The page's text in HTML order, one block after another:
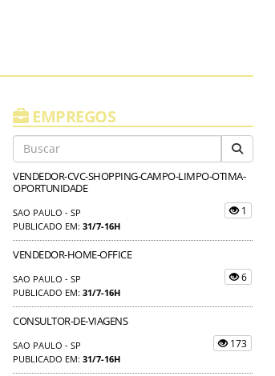
EMPREGOS
VENDEDOR-CVC-SHOPPING-CAMPO-LIMPO-OTIMA-
OPORTUNIDADE
SAO PAULO - SP
PUBLICADO EM: 31/7-16H
1
VENDEDOR-HOME-OFFICE
SAO PAULO - SP
PUBLICADO EM: 31/7-16H
6
CONSULTOR-DE-VIAGENS
SAO PAULO - SP
PUBLICADO EM: 31/7-16H
173